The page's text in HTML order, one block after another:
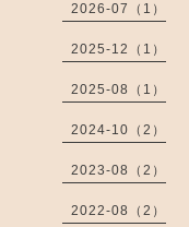
2026-07（1）
2025-12（1）
2025-08（1）
2024-10（2）
2023-08（2）
2022-08（2）